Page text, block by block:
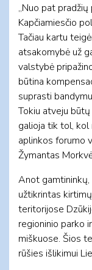
„Nuo pat
Kapčiamiesčio
Tačiau kartu
atsakomybė už
valstybė
būtina
suprasti
Tokiu atveju būtų
galioja tik tol, kol
aplinkos forumo
Žymantas
Anot gamtininkų,
užtikrintas
teritorijose
regioninio parko
miškuose. Šios
rūšies išlikimui